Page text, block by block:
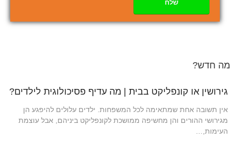
שלח
מה חדש?
גירושין או קונפליקט בבית | מה עדיף פסיכולוגית לילדים?
אין תשובה אחת שמתאימה לכל המשפחות. ילדים עלולים להיפגע הן
מגירושי ההורים והן מחשיפה ממושכת לקונפליקט ביניהם, אבל עוצמת
העימות,…